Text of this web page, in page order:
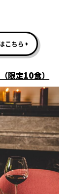
こちら
限定10食）